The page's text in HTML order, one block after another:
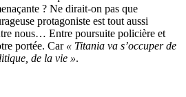
? Ne dirait-on pas que
protagoniste est tout aussi
nous… Entre poursuite policière et
portée. Car « Titania va s’occuper de
de la vie ».